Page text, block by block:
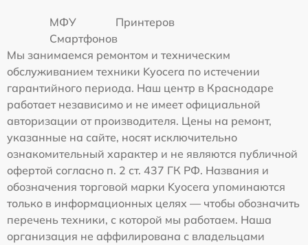
МФУ
Принтеров
Смартфонов
Мы занимаемся ремонтом и техническим
обслуживанием техники Kyocera по истечении
гарантийного периода. Наш центр в Краснодаре
работает независимо и не имеет официальной
авторизации от производителя. Цены на ремонт,
указанные на сайте, носят исключительно
ознакомительный характер и не являются публичной
офертой согласно п. 2 ст. 437 ГК РФ. Названия и
обозначения торговой марки Kyocera упоминаются
только в информационных целях — чтобы обозначить
перечень техники, с которой мы работаем. Наша
организация не аффилирована с владельцами